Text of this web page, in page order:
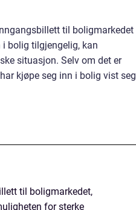
til boligmarkedet
bolig tilgjengelig, kan
situasjon. Selv om det er
kjøpe seg inn i bolig vist seg
til boligmarkedet,
for sterke